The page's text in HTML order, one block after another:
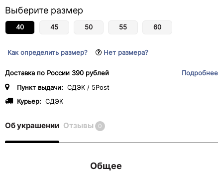
Выберите размер
40 45 50 55 60
Как определить размер? Нет размера?
Доставка по России 390 рублей
Подробнее
Пункт выдачи: СДЭК / 5Post
Курьер: СДЭК
Об украшении Отзывы 0
Общее